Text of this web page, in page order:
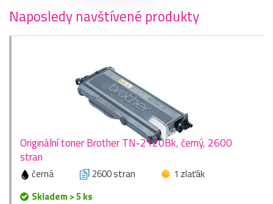
Naposledy navštívené produkty
Originální toner Brother TN-2120Bk, černý, 2600
stran
černá 2600 stran
1 zlaťák
Skladem > 5 ks